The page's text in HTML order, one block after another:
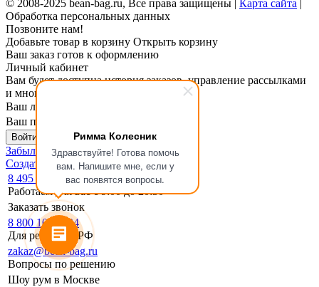
Римма Колесник
Здравствуйте! Готова помочь
вам. Напишите мне, если у
вас появятся вопросы.
© 2008-2025 bean-bag.ru, Все права защищены | Карта сайта |
Обработка персональных данных
Позвоните нам!
Добавьте товар в корзину Открыть корзину
Ваш заказ готов к оформлению
Личный кабинет
Вам будет доступна история заказов, управление рассылками
и многое другое.
Ваш логин
Ваш пароль
Войти в личный кабинет
Забыли пароль?
Создать личный кабинет
8 495 133-17-19
Работаем для вас с 9:00 до 20:30
Заказать звонок
8 800 1000 994
Для регионов РФ
zakaz@bean-bag.ru
Вопросы по решению
Шоу рум в Москве